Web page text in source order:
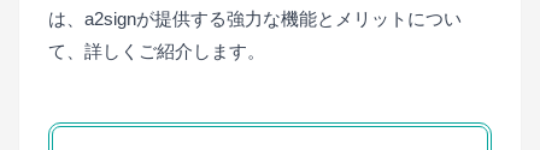
は、a2signが提供する強力な機能とメリットについ
て、詳しくご紹介します。